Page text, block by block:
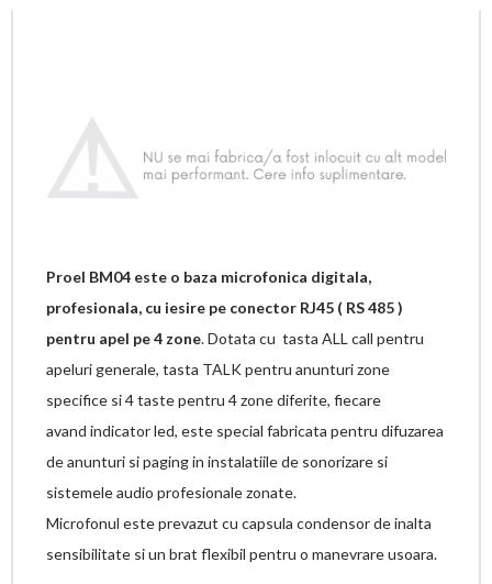
Proel BM04 este o baza microfonica digitala,
profesionala, cu iesire pe conector RJ45 ( RS 485 )
pentru apel pe 4 zone. Dotata cu tasta ALL call pentru
apeluri generale, tasta TALK pentru anunturi zone
specifice si 4 taste pentru 4 zone diferite, fiecare
avand indicator led, este special fabricata pentru difuzarea
de anunturi si paging in instalatiile de sonorizare si
sistemele audio profesionale zonate.
Microfonul este prevazut cu capsula condensor de inalta
sensibilitate si un brat flexibil pentru o manevrare usoara.